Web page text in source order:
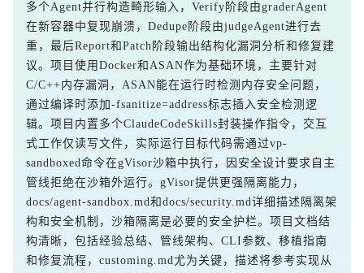
多个Agent并行构造畸形输入，Verify阶段由graderAgent
在新容器中复现崩溃，Dedupe阶段由judgeAgent进行去
重，最后Report和Patch阶段输出结构化漏洞分析和修复建
议。项目使用Docker和ASAN作为基础环境，主要针对
C/C++内存漏洞，ASAN能在运行时检测内存安全问题，
通过编译时添加-fsanitize=address标志插入安全检测逻
辑。项目内置多个ClaudeCodeSkills封装操作指令，交互
式工作仅读写文件，实际运行目标代码需通过vp-
sandboxed命令在gVisor沙箱中执行，因安全设计要求自主
管线拒绝在沙箱外运行。gVisor提供更强隔离能力，
docs/agent-sandbox.md和docs/security.md详细描述隔离架
构和安全机制，沙箱隔离是必要的安全护栏。项目文档结
构清晰，包括经验总结、管线架构、CLI参数、移植指南
和修复流程，customing.md尤为关键，描述将参考实现从